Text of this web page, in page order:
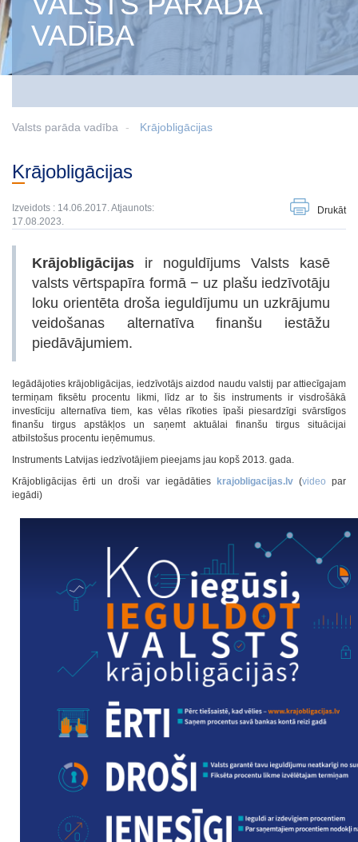
VADĪBA
Valsts parāda vadība Krājobligācijas
Krājobligācijas
Izveidots : 14.06.2017. Atjaunots:
17.08.2023.
Drukāt
Krājobligācijas ir noguldījums Valsts kasē
valsts vērtspapīra formā − uz plašu iedzīvotāju
loku orientēta droša ieguldījumu un uzkrājumu
veidošanas alternatīva finanšu iestāžu
piedāvājumiem.
Iegādājoties krājobligācijas, iedzīvotājs aizdod naudu valstij par attiecīgajam
termiņam fiksētu procentu likmi, līdz ar to šis instruments ir visdrošākā
investīciju alternatīva tiem, kas vēlas rīkoties īpaši piesardzīgi svārstīgos
finanšu tirgus apstākļos un saņemt aktuālai finanšu tirgus situācijai
atbilstošus procentu ieņēmumus.
Instruments Latvijas iedzīvotājiem pieejams jau kopš 2013. gada.
Krājobligācijas ērti un droši var iegādāties
krajobligacijas.lv(video par
iegādi)